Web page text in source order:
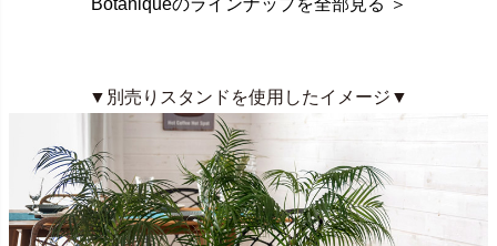
▼別売りスタンドを使用したイメージ▼